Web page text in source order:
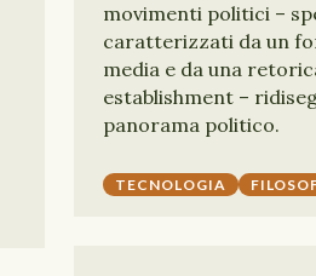
movimenti politici –
caratterizzati da un
media e da una
establishment –
panorama politico.
TECNOLOGIA